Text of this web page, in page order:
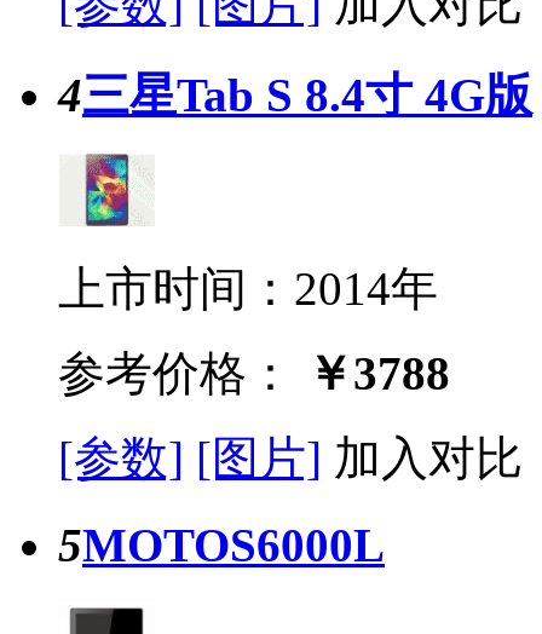
4三星Tab S 8.4寸 4G版
上市时间：2014年
参考价格：
￥3788
[参数] [图片] 加入对比
5MOTOS6000L